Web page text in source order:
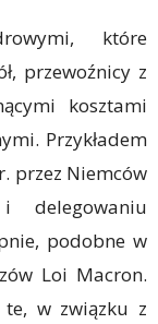
które
przewoźnicy z
kosztami
Przykładem
przez Niemców
delegowaniu
podobne w
Loi Macron.
te, w związku z